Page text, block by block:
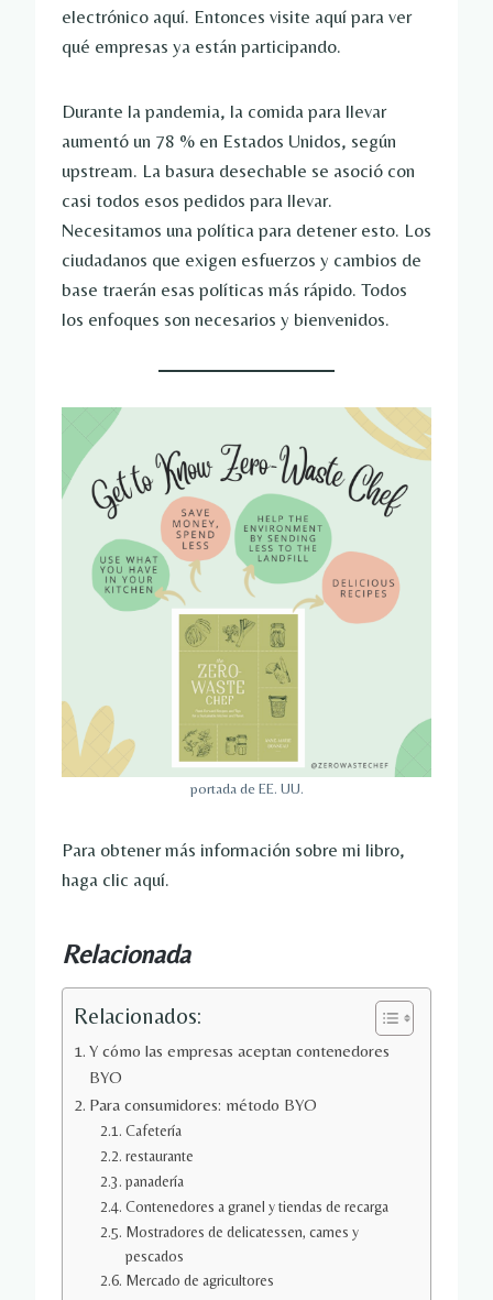
electrónico aquí. Entonces visite aquí para ver
qué empresas ya están participando.
Durante la pandemia, la comida para llevar
aumentó un 78 % en Estados Unidos, según
upstream. La basura desechable se asoció con
casi todos esos pedidos para llevar.
Necesitamos una política para detener esto. Los
ciudadanos que exigen esfuerzos y cambios de
base traerán esas políticas más rápido. Todos
los enfoques son necesarios y bienvenidos.
portada de EE. UU.
Para obtener más información sobre mi libro,
haga clic aquí.
Relacionada
Relacionados:
Y cómo las empresas aceptan contenedores
BYO
Para consumidores: método BYO
Cafetería
restaurante
panadería
Contenedores a granel y tiendas de recarga
Mostradores de delicatessen, carnes y
pescados
Mercado de agricultores